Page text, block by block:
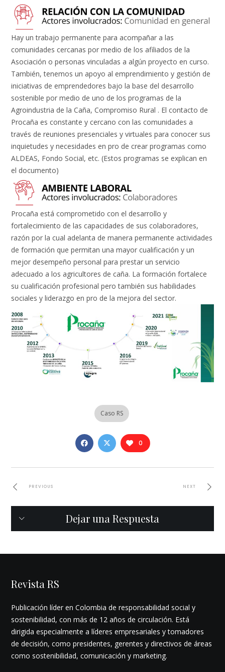
Hay un trabajo permanente para acompañar a las
comunidades cercanas por medio de los afiliados de la
Asociación o personas vinculadas a algún proyecto en curso.
También, tenemos un apoyo al emprendimiento y gestión de
iniciativas de emprendedores bajo la base del desarrollo
sostenible por medio de uno de los programas de la
Agroindustria de la Caña, Compromiso Rural . El contacto de
Procaña es constante y cercano con las comunidades a
través de reuniones presenciales y virtuales para conocer sus
inquietudes y necesidades en pro de crear programas como
ALDEAS, Fondo Social, etc. (Estos programas se explican en
el documento)
Procaña está comprometido con el desarrollo y
fortalecimiento de las capacidades de sus colaboradores,
razón por la cual adelanta de manera permanente actividades
de formación que permitan una mayor cualificación y un
mejor desempeño personal para prestar un servicio
adecuado a los agricultores de caña. La formación fortalece
su cualificación profesional pero también sus habilidades
sociales y liderazgo en pro de la mejora del sector.
Caso RS
0
PREVIOUS NEXT
Dejar una Respuesta
Revista RS
Publicación líder en Colombia de responsabilidad social y
sostenibilidad, con más de 12 años de circulación. Está
dirigida especialmente a líderes empresariales y tomadores
de decisión, como presidentes, gerentes y directivos de áreas
como sostenibilidad, comunicación y marketing.